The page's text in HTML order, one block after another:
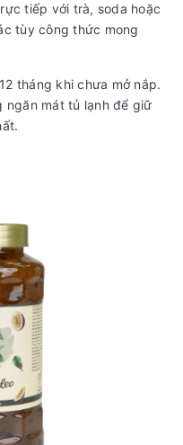
tiếp với trà, soda hoặc
tùy công thức mong
tháng khi chưa mở nắp.
ngăn mát tủ lạnh để giữ